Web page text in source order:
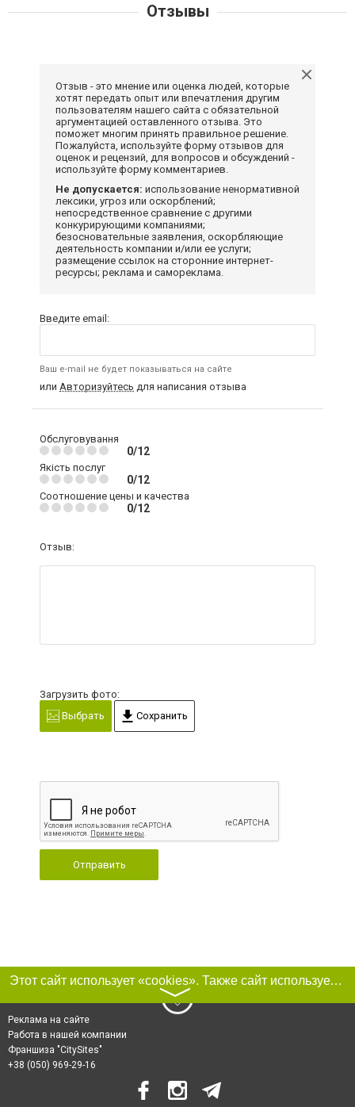
Отзывы
Отзыв - это мнение или оценка людей, которые
хотят передать опыт или впечатления другим
пользователям нашего сайта с обязательной
аргументацией оставленного отзыва. Это
поможет многим принять правильное решение.
Пожалуйста, используйте форму отзывов для
оценок и рецензий, для вопросов и обсуждений -
используйте форму комментариев.
Не допускается: использование ненормативной
лексики, угроз или оскорблений;
непосредственное сравнение с другими
конкурирующими компаниями;
безосновательные заявления, оскорбляющие
деятельность компании и/или ее услуги;
размещение ссылок на сторонние интернет-
ресурсы; реклама и самореклама.
Введите email:
Ваш e-mail не будет показываться на сайте
или Авторизуйтесь для написания отзыва
Обслуговування
0/12
Якість послуг
0/12
Соотношение цены и качества
0/12
Отзыв:
Загрузить фото:
Выбрать
Сохранить
Отправить
Этот сайт использует «cookies». Также сайт использует интернет-сервис для сбора технических данных касательно посетителей с целью получения маркетинговой и статистической информации. Условия обработки данных посетителей сайта см.
〉
Реклама на сайте
Работа в нашей компании
Франшиза "CitySites"
+38 (050) 969-29-16